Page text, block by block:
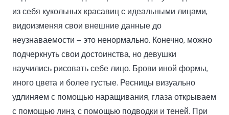
из себя кукольных красавиц с идеальными лицами,
видоизменяя свои внешние данные до
неузнаваемости — это ненормально. Конечно, можно
подчеркнуть свои достоинства, но девушки
научились рисовать себе лицо. Брови иной формы,
иного цвета и более густые. Ресницы визуально
удлиняем с помощью наращивания, глаза открываем
с помощью линз, с помощью подводки и теней. При